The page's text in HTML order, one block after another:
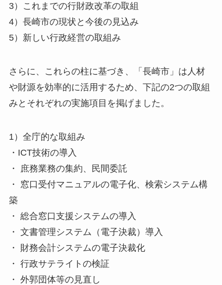
3）これまでの行財政改革の取組
4）長崎市の現状と今後の見込み
5）新しい行政経営の取組み
さらに、これらの柱に基づき、「長崎市」は人材
や財源を効率的に活用するため、下記の2つの取組
みとそれぞれの実施項目を掲げました。
1）全庁的な取組み
・ICT技術の導入
・ 庶務業務の集約、民間委託
・ 窓口受付マニュアルの電子化、検索システム構
築
・ 総合窓口支援システムの導入
・ 文書管理システム（電子決裁）導入
・ 財務会計システムの電子決裁化
・ 行政サテライトの検証
・ 外郭団体等の見直し